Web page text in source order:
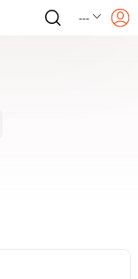
---